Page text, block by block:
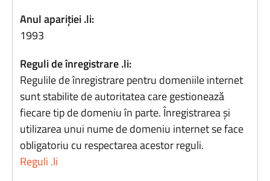
Anul apariției .li:
1993
Reguli de înregistrare .li:
Regulile de înregistrare pentru domeniile internet
sunt stabilite de autoritatea care gestionează
fiecare tip de domeniu în parte. Înregistrarea și
utilizarea unui nume de domeniu internet se face
obligatoriu cu respectarea acestor reguli.
Reguli .li